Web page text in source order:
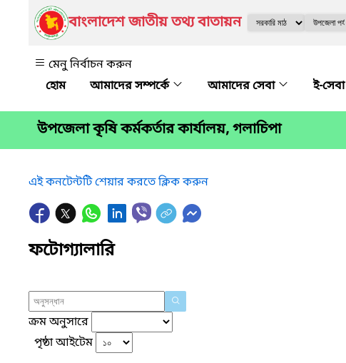
বাংলাদেশ জাতীয় তথ্য বাতায়ন
মেনু নির্বাচন করুন
আমাদের সম্পর্কে
আমাদের সেবা ই-সেবা
উপজেলা কৃষি কর্মকর্তার কার্যালয়, গলাচিপা
এই কনটেন্টটি শেয়ার করতে ক্লিক করুন
ফটোগ্যালারি
ক্রম অনুসারে
পৃষ্ঠা আইটেম